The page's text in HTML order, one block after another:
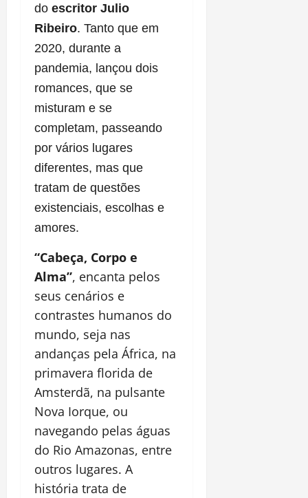
do escritor Julio
Ribeiro. Tanto que em
2020, durante a
pandemia, lançou dois
romances, que se
misturam e se
completam, passeando
por vários lugares
diferentes, mas que
tratam de questões
existenciais, escolhas e
amores.
“Cabeça, Corpo e
Alma”, encanta pelos
seus cenários e
contrastes humanos do
mundo, seja nas
andanças pela África, na
primavera florida de
Amsterdã, na pulsante
Nova Iorque, ou
navegando pelas águas
do Rio Amazonas, entre
outros lugares. A
história trata de